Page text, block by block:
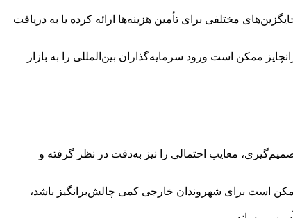
مختلفی برای تأمین هزینه‌ها ارائه کرده یا به دریافت
ممکن است ورود سرمایه‌گذاران بین‌المللی را به بازار
معایب احتمالی را نیز به‌دقت در نظر گرفته و
است برای شهروندان خارجی کمی چالش‌برانگیز باشد،